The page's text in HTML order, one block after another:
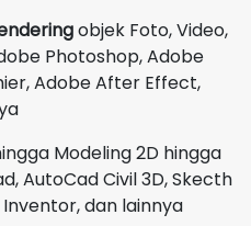
objek Foto, Video,
Photoshop, Adobe
Adobe After Effect,
Modeling 2D hingga
AutoCad Civil 3D, Skecth
Inventor, dan lainnya